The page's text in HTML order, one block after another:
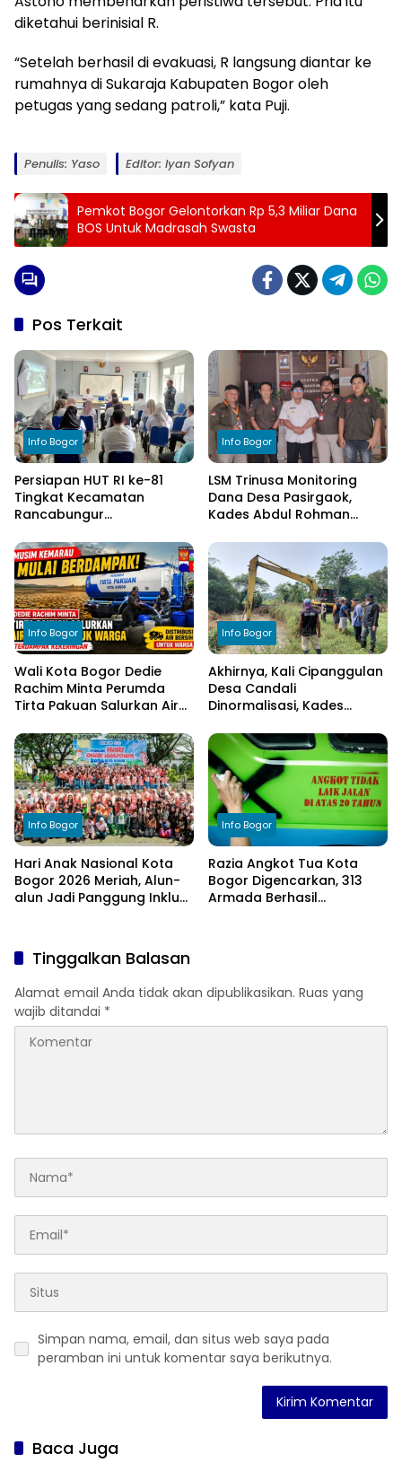
diketahui berinisial R.
“Setelah berhasil di evakuasi, R langsung diantar ke
rumahnya di Sukaraja Kabupaten Bogor oleh
petugas yang sedang patroli,” kata Puji.
Penulis: Yaso Editor: Iyan Sofyan
Pemkot Bogor Gelontorkan Rp 5,3 Miliar Dana
BOS Untuk Madrasah Swasta
Pos Terkait
Info Bogor
Persiapan HUT RI ke-81
Tingkat Kecamatan
Rancabungur
Cimulang, Libatkan Seluruh
Elemen Masyarakat
Info Bogor
LSM Trinusa Monitoring
Dana Desa Pasirgaok,
Kades Abdul Rohman
Transparansi Pengelolaan
Anggaran
Info Bogor
Wali Kota Bogor Dedie
Rachim Minta Perumda
Tirta Pakuan Salurkan Air
Terdampak Kekeringan
Info Bogor
Akhirnya, Kali Cipanggulan
Desa Candali
Dinormalisasi, Kades
kepada Bupati Bogor
Info Bogor
Hari Anak Nasional Kota
Bogor 2026 Meriah, Alun-
alun Jadi Panggung Inklusi
Info Bogor
Razia Angkot Tua Kota
Bogor Digencarkan, 313
Armada Berhasil
Tinggalkan Balasan
Alamat email Anda tidak akan dipublikasikan. Ruas yang
wajib ditandai *
Simpan nama, email, dan situs web saya pada
peramban ini untuk komentar saya berikutnya.
Baca Juga